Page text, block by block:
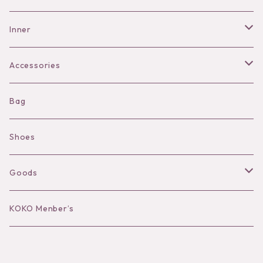
Pants
Inner
Bra
Shorts
Camisole
Long sleeve
Accessories
Necklace
Pierce/Earring
Ear Cuff
Bracelet／Bangle
Bag
Shoes
Goods
Hat
KOKO Menber’s